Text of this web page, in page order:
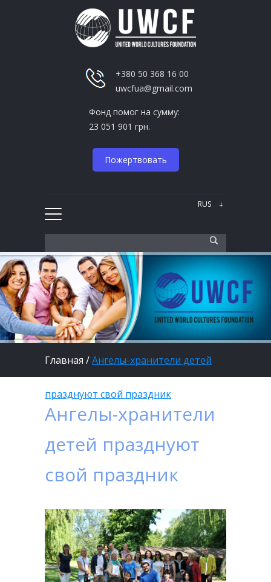
+380 50 368 16 00
uwcfua@gmail.com
Фонд помог на сумму:
23 051 901 грн.
Пожертвовать
Главная /Ангелы-хранители детей
празднуют свой праздник
Ангелы-хранители
детей празднуют
свой праздник